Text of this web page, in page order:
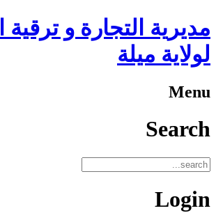
مديرية التجارة و
لولاية ميلة
Menu
Search
Login